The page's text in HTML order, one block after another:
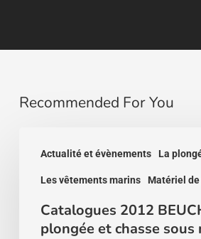
Recommended For You
Actualité et évènements La
Les vêtements marins Matériel
2012
BEUCHAT
plongée
Catalogues 2012
plongée et chasse sous